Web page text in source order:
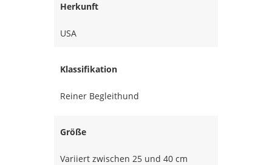
Herkunft
USA
Klassifikation
Reiner Begleithund
Größe
Variiert zwischen 25 und 40 cm